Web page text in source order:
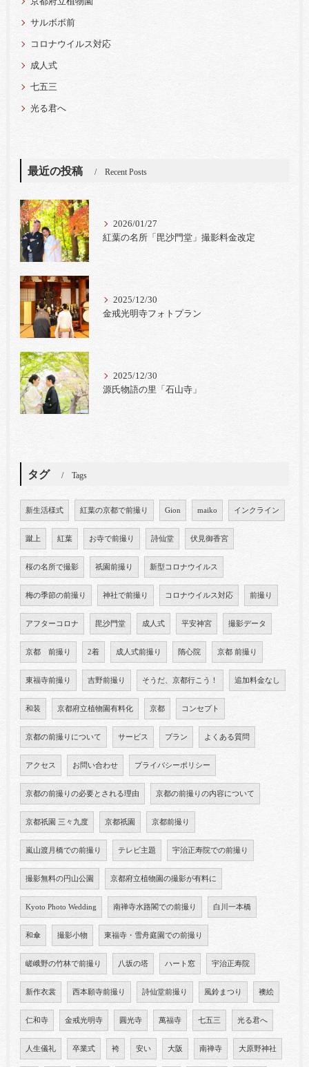
サルボボ前
コロナウイルス対応
成人式
七五三
光る君へ
最近の投稿 Recent Posts
2026/01/27
紅葉の名所「毘沙門堂」撮影料金改定
2025/12/30
金戒光明寺フォトプラン
2025/12/30
源氏物語の里「石山寺」
タグ Tags
新生活様式 紅葉の京都で前撮り Gion maiko インクライン
蹴上 紅葉 お寺で前撮り 詩仙堂 伏見御香宮
桜の名所で撮影 祇園前撮り 新型コロナウイルス
梅の季節の前撮り 神社で前撮り コロナウイルス対応 前撮り
アフターコロナ 毘沙門堂 成人式 平安神宮 撮影データ
京都 前撮り 2着 成人式前撮り 隋心院 京都 前撮り
東福寺前撮り 吉野前撮り そうだ、京都行こう！ 追加料金なし
和装 京都府立植物園有料化 京都 コンセプト
京都の前撮りについて サービス プラン よくある質問
アクセス お問い合わせ プライバシーポリシー
京都の前撮りの必要とされる理由 京都の前撮りの内容について
京都祇園 三々九度 京都祇園 京都前撮り
嵐山渡月橋での前撮り テレビ主題 宇治正寿院での前撮り
撮影無料の円山公園 京都府立植物園の撮影が有料に
Kyoto Photo Wedding 南禅寺水路閣での前撮り 白川一本橋
和傘 撮影小物 東福寺・雪舟庭園での前撮り
嵯峨野の竹林で前撮り 八坂の塔 ハート窓 宇治正寿院
新作衣裳 西本願寺前撮り 詩仙堂前撮り 風鈴まつり 襖絵
仁和寺 金戒光明寺 圓光寺 萬福寺 七五三 光る君へ
人生儀礼 卒業式 袴 安い 大阪 南禅寺 大原野神社